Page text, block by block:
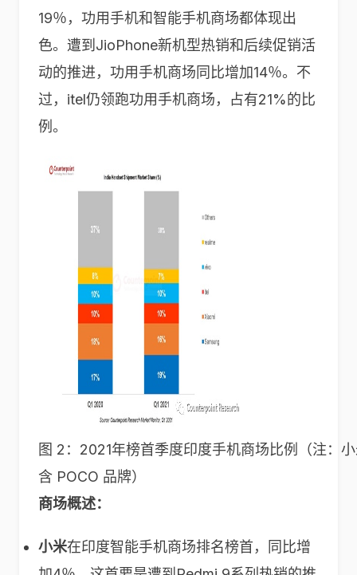
19％，功用手机和智能手机商场都体现出
色。遭到JioPhone新机型热销和后续促销活
动的推进，功用手机商场同比增加14％。不
过，itel仍领跑功用手机商场，占有21%的比
例。
图 2：2021年榜首季度印度手机商场比例（注：
含 POCO 品牌）
商场概述：
小米在印度智能手机商场排名榜首，同比增